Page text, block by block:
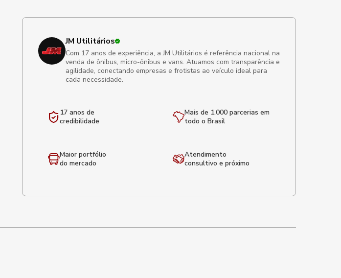
JM Utilitários
Com 17 anos de experiência, a JM Utilitários é referência nacional na
venda de ônibus, micro-ônibus e vans. Atuamos com transparência e
agilidade, conectando empresas e frotistas ao veículo ideal para
cada necessidade.
17 anos de
credibilidade
Mais de 1.000 parcerias em
todo o Brasil
Maior portfólio
do mercado
Atendimento
consultivo e próximo